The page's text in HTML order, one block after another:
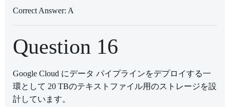
Correct Answer: A
Question 16
Google Cloud にデータ パイプラインをデプロイする一
環として 20 TBのテキストファイル用のストレージを設
計しています。